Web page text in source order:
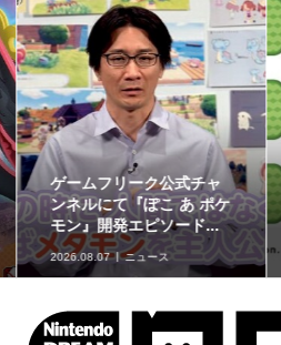
ゲームフリーク公式チャ
ンネルにて『ぽこ あ ポケ
モン』開発エピソード...
2026.08.07 ニュース